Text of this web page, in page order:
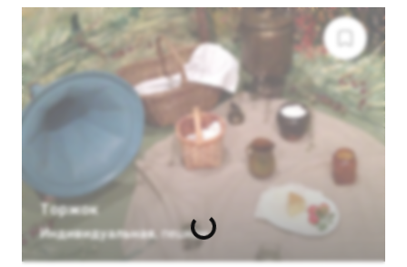
Торжок
Индивидуальная пешком